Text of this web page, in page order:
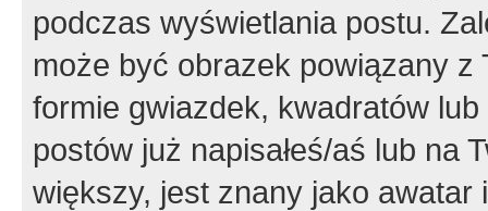
podczas wyświetlania postu.
może być obrazek powiązany z
formie gwiazdek, kwadratów
postów już napisałeś/aś lub na
większy, jest znany jako